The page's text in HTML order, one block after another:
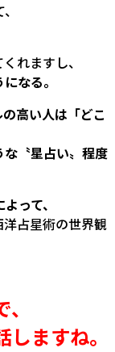
れますし、
なる。
高い人は「どこ
〝星占い〟程度
って、
洋占星術の世界観
ますね。